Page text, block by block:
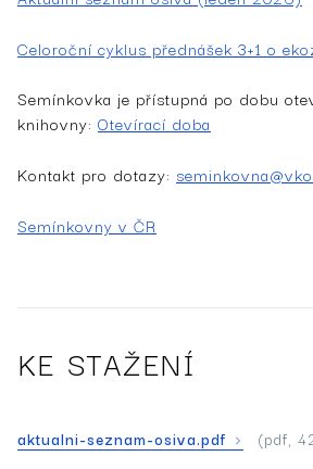
Celoroční cyklus přednášek 3+1 o
Semínkovka je přístupná po dobu
knihovny: Otevírací doba
Kontakt pro dotazy:
Semínkovny v ČR
KE STAŽENÍ
aktualni-seznam-osiva.pdf (pdf,